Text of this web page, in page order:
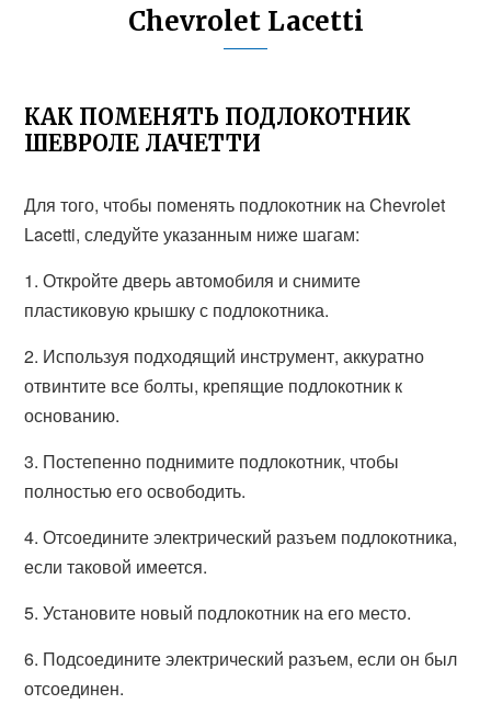
Chevrolet Lacetti
КАК ПОМЕНЯТЬ ПОДЛОКОТНИК
ШЕВРОЛЕ ЛАЧЕТТИ
Для того, чтобы поменять подлокотник на Chevrolet
Lacetti, следуйте указанным ниже шагам:
1. Откройте дверь автомобиля и снимите
пластиковую крышку с подлокотника.
2. Используя подходящий инструмент, аккуратно
отвинтите все болты, крепящие подлокотник к
основанию.
3. Постепенно поднимите подлокотник, чтобы
полностью его освободить.
4. Отсоедините электрический разъем подлокотника,
если таковой имеется.
5. Установите новый подлокотник на его место.
6. Подсоедините электрический разъем, если он был
отсоединен.